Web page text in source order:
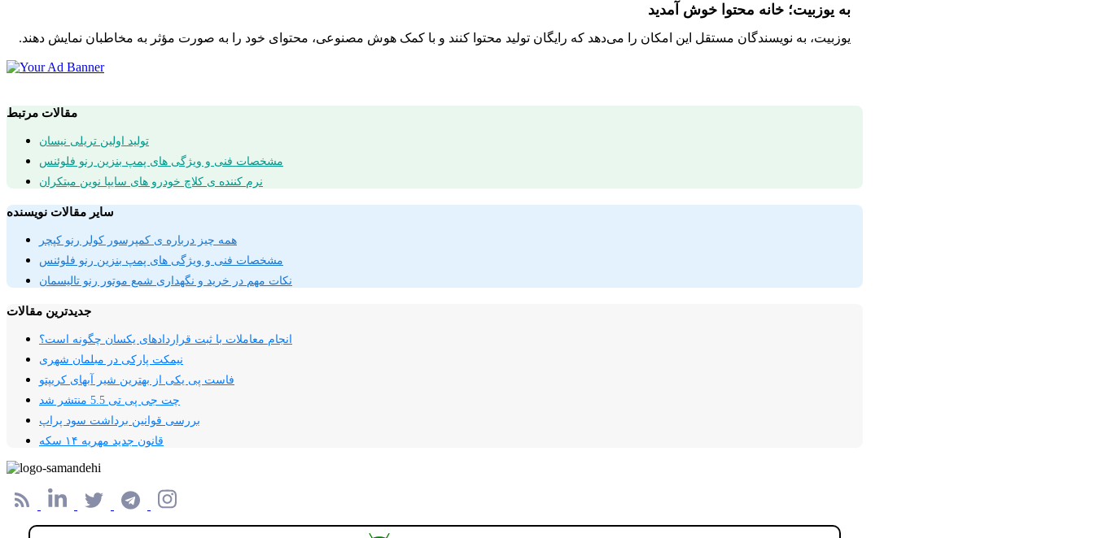
به یوزبیت؛ خانه محتوا خوش آمدید
یوزبیت، به نویسندگان مستقل این امکان را می‌دهد که رایگان تولید محتوا کنند و با کمک هوش مصنوعی، محتوای خود را به صورت مؤثر به مخاطبان نمایش دهند.
مقالات مرتبط
تولید اولین تریلی نیسان
مشخصات فنی و ویژگی های پمپ بنزین رنو فلوئنس
نرم کننده ی کلاچ خودرو های سایپا نوین مبتکران
سایر مقالات نویسنده
همه چیز درباره ی کمپرسور کولر رنو کپچر
مشخصات فنی و ویژگی های پمپ بنزین رنو فلوئنس
نکات مهم در خرید و نگهداری شمع موتور رنو تالیسمان
جدیدترین مقالات
انجام معاملات با ثبت قراردادهای یکسان چگونه است؟
نیمکت پارکی در مبلمان شهری
فاست پی یکی از بهترین شیر آبهای کریپتو
چت جی پی تی 5.5 منتشر شد
بررسی قوانین برداشت سود پراپ
قانون جدید مهریه ۱۴ سکه